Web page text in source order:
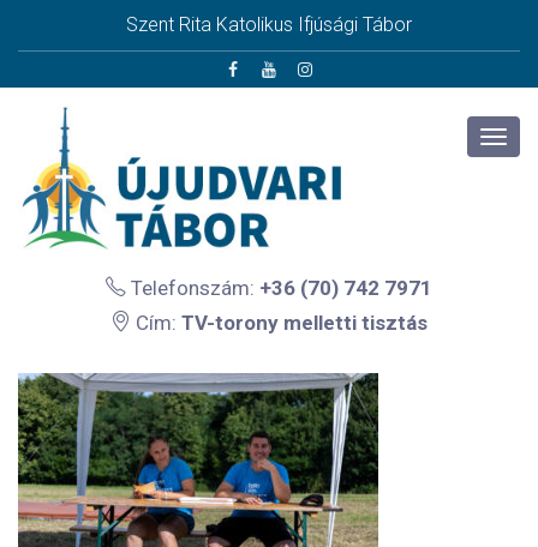
Szent Rita Katolikus Ifjúsági Tábor
Telefonszám: +36 (70) 742 7971
Cím: TV-torony melletti tisztás